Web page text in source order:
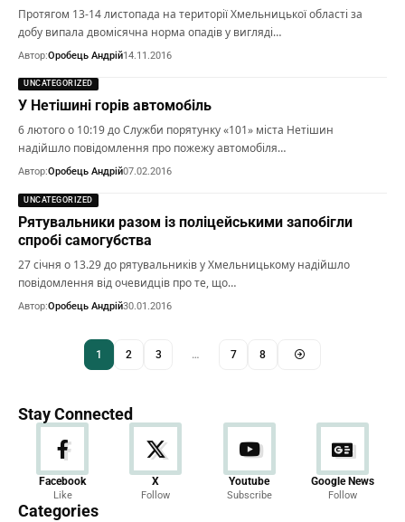
Протягом 13-14 листопада на території Хмельницької області за
добу випала двомісячна норма опадів у вигляді…
Автор:Оробець Андрій14.11.2016
UNCATEGORIZED
У Нетішині горів автомобіль
6 лютого о 10:19 до Служби порятунку «101» міста Нетішин
надійшло повідомлення про пожежу автомобіля…
Автор:Оробець Андрій07.02.2016
UNCATEGORIZED
Рятувальники разом із поліцейськими запобігли
спробі самогубства
27 січня о 13.29 до рятувальників у Хмельницькому надійшло
повідомлення від очевидців про те, що…
Автор:Оробець Андрій30.01.2016
1 2 3 … 7 8
Stay Connected
Facebook
Like
X
Follow
Youtube
Subscribe
Google News
Follow
Categories
Новини
23 Articles